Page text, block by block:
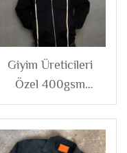
Giyim Üreticileri
Özel 400gsm
500gsm Fransız
Terry Distressed
Çıkarılabilir Kürklü